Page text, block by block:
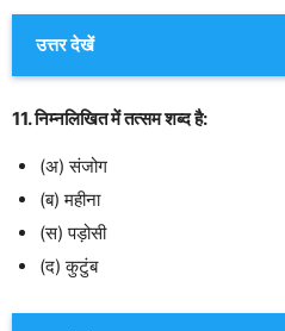
उत्तर देखें
11. निम्नलिखित में तत्सम शब्द है:
(अ) संजोग
(ब) महीना
(स) पड़ोसी
(द) कुटुंब